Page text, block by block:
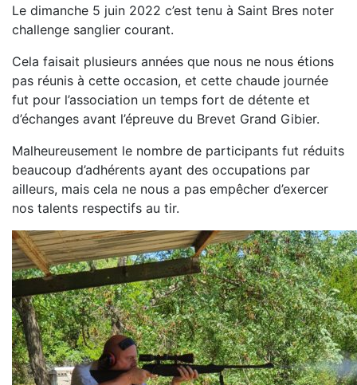
Le dimanche 5 juin 2022 c’est tenu à Saint Bres noter
challenge sanglier courant.
Cela faisait plusieurs années que nous ne nous étions
pas réunis à cette occasion, et cette chaude journée
fut pour l’association un temps fort de détente et
d’échanges avant l’épreuve du Brevet Grand Gibier.
Malheureusement le nombre de participants fut réduits
beaucoup d’adhérents ayant des occupations par
ailleurs, mais cela ne nous a pas empêcher d’exercer
nos talents respectifs au tir.